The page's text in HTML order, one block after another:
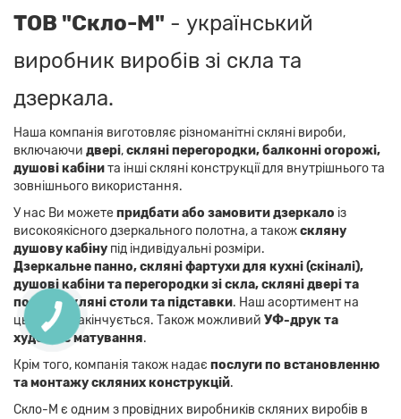
ТОВ "Скло-М" - український
виробник виробів зі скла та
дзеркала.
Наша компанія виготовляє різноманітні скляні вироби,
включаючи двері,скляні перегородки, балконні огорожі,
душові кабінита інші скляні конструкції для внутрішнього та
зовнішнього використання.
У нас Ви можетепридбати або замовити дзеркало із
високоякісного дзеркального полотна, а такожскляну
душову кабіну під індивідуальні розміри.
Дзеркальне панно,скляні фартухи для кухні (скіналі),
душові кабіни та перегородки зі скла, скляні двері та
полиці, скляні столи та підставки. Наш асортимент на
цьому не закінчується. Також можливий УФ-друк та
художнє матування.
Крім того, компанія також надає послуги по встановленню
та монтажу скляних конструкцій.
Скло-М є одним з провідних виробників скляних виробів в